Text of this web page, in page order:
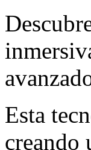
Esta
creando